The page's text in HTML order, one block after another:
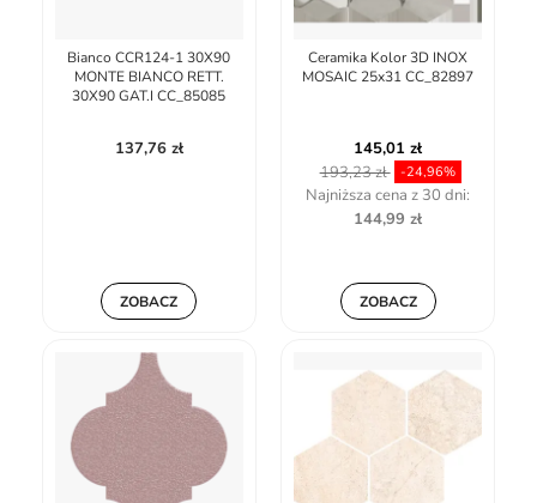
Bianco CCR124-1 30X90
MONTE BIANCO RETT.
30X90 GAT.I CC_85085
137,76 zł
ZOBACZ
Ceramika Kolor 3D INOX
MOSAIC 25x31 CC_82897
145,01 zł
193,23 zł
-24,96%
Najniższa cena z 30 dni:
144,99 zł
ZOBACZ